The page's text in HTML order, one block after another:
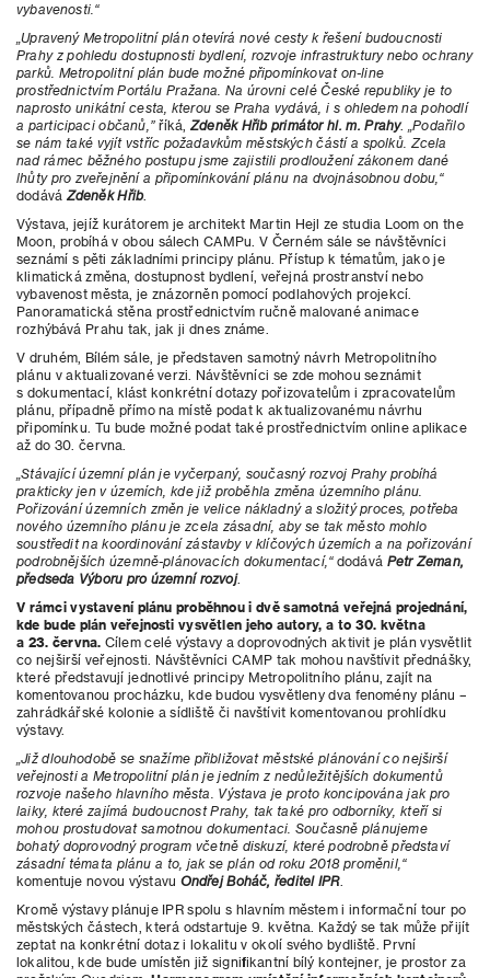
vybavenosti.“
„Upravený Metropolitní plán otevírá nové cesty k řešení budoucnosti
Prahy z pohledu dostupnosti bydlení, rozvoje infrastruktury nebo ochrany
parků. Metropolitní plán bude možné připomínkovat on-line
prostřednictvím Portálu Pražana. Na úrovni celé České republiky je to
naprosto unikátní cesta, kterou se Praha vydává, i s ohledem na pohodlí
a participaci občanů,”říká,Zdeněk Hřib primátor hl. m. Prahy.
„Podařilo
se nám také vyjít vstříc požadavkům městských částí a spolků. Zcela
nad rámec běžného postupu jsme zajistili prodloužení zákonem dané
lhůty pro zveřejnění a připomínkování plánu na dvojnásobnou dobu,“
dodává Zdeněk Hřib.
Výstava, jejíž kurátorem je architekt Martin Hejl ze studia Loom on the
Moon, probíhá v obou sálech CAMPu. V Černém sále se návštěvníci
seznámí s pěti základními principy plánu. Přístup k tématům, jako je
klimatická změna, dostupnost bydlení, veřejná prostranství nebo
vybavenost města, je znázorněn pomocí podlahových projekcí.
Panoramatická stěna prostřednictvím ručně malované animace
rozhýbává Prahu tak, jak ji dnes známe.
V druhém, Bílém sále, je představen samotný návrh Metropolitního
plánu v aktualizované verzi. Návštěvníci se zde mohou seznámit
s dokumentací, klást konkrétní dotazy pořizovatelům i zpracovatelům
plánu, případně přímo na místě podat k aktualizovanému návrhu
připomínku. Tu bude možné podat také prostřednictvím online aplikace
až do 30. června.
„Stávající územní plán je vyčerpaný, současný rozvoj Prahy probíhá
prakticky jen v územích, kde již proběhla změna územního plánu.
Pořizování územních změn je velice nákladný a složitý proces, potřeba
nového územního plánu je zcela zásadní, aby se tak město mohlo
soustředit na koordinování zástavby v klíčových územích a na pořizování
podrobnějších územně-plánovacích dokumentací,“dodává Petr Zeman,
předseda Výboru pro územní rozvoj.
V rámci vystavení plánu proběhnou i dvě samotná veřejná projednání,
kde bude plán veřejnosti vysvětlen jeho autory, a to 30. května
a 23. června. Cílem celé výstavy a doprovodných aktivit je plán vysvětlit
co nejširší veřejnosti. Návštěvníci CAMP tak mohou navštívit přednášky,
které představují jednotlivé principy Metropolitního plánu, zajít na
komentovanou procházku, kde budou vysvětleny dva fenomény plánu –
zahrádkářské kolonie a sídliště či navštívit komentovanou prohlídku
výstavy.
„Již dlouhodobě se snažíme přibližovat městské plánování co nejširší
veřejnosti a Metropolitní plán je jedním z nedůležitějších dokumentů
rozvoje našeho hlavního města. Výstava je proto koncipována jak pro
laiky, které zajímá budoucnost Prahy, tak také pro odborníky, kteří si
mohou prostudovat samotnou dokumentaci. Současně plánujeme
bohatý doprovodný program včetně diskuzí, které podrobně představí
zásadní témata plánu a to, jak se plán od roku 2018 proměnil,“
komentuje novou výstavu Ondřej Boháč, ředitel IPR.
Kromě výstavy plánuje IPR spolu s hlavním městem i informační tour po
městských částech, která odstartuje 9. května. Každý se tak může přijít
zeptat na konkrétní dotaz i lokalitu v okolí svého bydliště. První
lokalitou, kde bude umístěn již signifikantní bílý kontejner, je prostor za